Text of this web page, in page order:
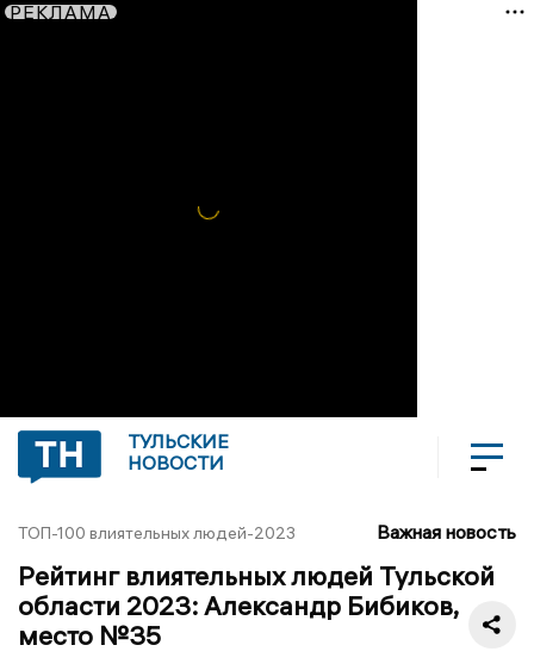
РЕКЛАМА
ТУЛЬСКИЕ
НОВОСТИ
ТОП-100 влиятельных людей-2023 Важная новость
Рейтинг влиятельных людей Тульской
области 2023: Александр Бибиков,
место №35